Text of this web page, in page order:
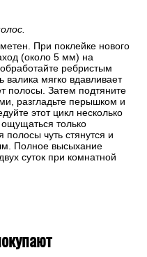
При поклейке нового
(около 5 мм) на
ребристым
валика мягко вдавливает
полосы. Затем подтяните
разгладьте перышком и
этот цикл несколько
только
чуть стянутся и
Полное высыхание
суток при комнатной